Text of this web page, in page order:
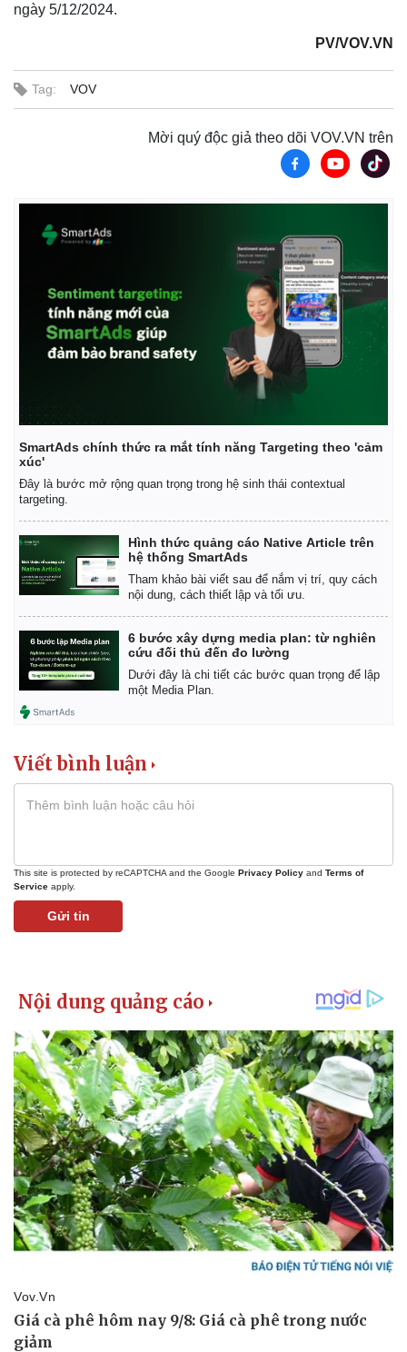
Bất động sản
Giá cà phê
ngày 5/12/2024.
PV/VOV.VN
Tag: VOV
Mời quý độc giả theo dõi VOV.VN trên
SmartAds chính thức ra mắt tính năng Targeting theo 'cảm
xúc'
Đây là bước mở rộng quan trọng trong hệ sinh thái contextual
targeting.
Hình thức quảng cáo Native Article trên
hệ thống SmartAds
Tham khảo bài viết sau để nắm vị trí, quy cách
nội dung, cách thiết lập và tối ưu.
6 bước xây dựng media plan: từ nghiên
cứu đối thủ đến đo lường
Dưới đây là chi tiết các bước quan trọng để lập
một Media Plan.
Viết bình luận
This site is protected by reCAPTCHA and the Google Privacy Policy and Terms of
Service apply.
Gửi tin